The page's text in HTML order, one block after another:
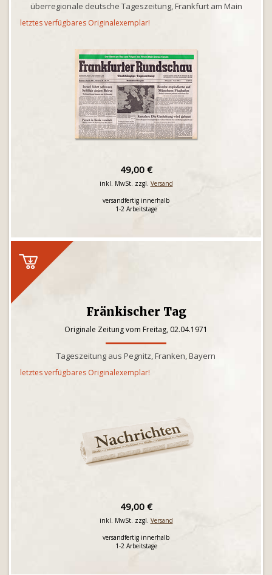
überregionale deutsche Tageszeitung, Frankfurt am Main
letztes verfügbares Originalexemplar!
49,00 €
inkl. MwSt. zzgl. Versand
versandfertig innerhalb
1-2 Arbeitstage
Fränkischer Tag
Originale Zeitung vom Freitag, 02.04.1971
Tageszeitung aus Pegnitz, Franken, Bayern
letztes verfügbares Originalexemplar!
49,00 €
inkl. MwSt. zzgl. Versand
versandfertig innerhalb
1-2 Arbeitstage